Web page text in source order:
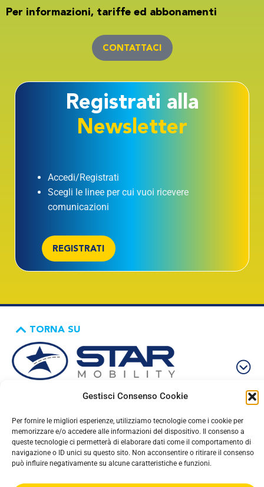
Gestisci Consenso Cookie
Per fornire le migliori esperienze, utilizziamo tecnologie come i cookie per
memorizzare e/o accedere alle informazioni del dispositivo. Il consenso a
queste tecnologie ci permetterà di elaborare dati come il comportamento di
navigazione o ID unici su questo sito. Non acconsentire o ritirare il consenso
può influire negativamente su alcune caratteristiche e funzioni.
Per informazioni, tariffe ed abbonamenti
CONTATTACI
Registrati alla
Newsletter
Accedi/Registrati
Scegli le linee per cui vuoi ricevere
comunicazioni
REGISTRATI
TORNA SU
©2023 STAR Mobility S.p.A. | Viale Italia, 100 – 26900 Lodi | P. IVA
01927790186